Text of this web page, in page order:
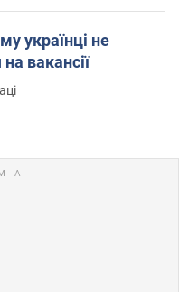
українці не
вакансії